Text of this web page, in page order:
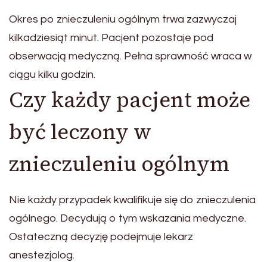
Okres po znieczuleniu ogólnym trwa zazwyczaj
kilkadziesiąt minut. Pacjent pozostaje pod
obserwacją medyczną. Pełna sprawność wraca w
ciągu kilku godzin.
Czy każdy pacjent może
być leczony w
znieczuleniu ogólnym
Nie każdy przypadek kwalifikuje się do znieczulenia
ogólnego. Decydują o tym wskazania medyczne.
Ostateczną decyzję podejmuje lekarz
anestezjolog.